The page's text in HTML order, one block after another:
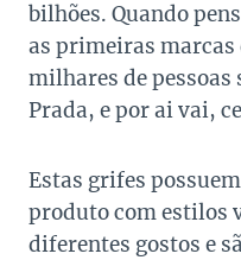
bilhões. Quando
as primeiras marcas
milhares de
Prada, e por ai vai,
Estas grifes
produto com estilos
diferentes gostos e